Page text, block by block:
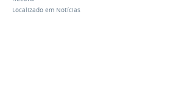
Localizado em Notícias